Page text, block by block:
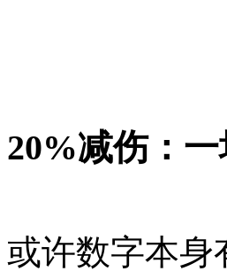
20%减伤：
或许数字本身